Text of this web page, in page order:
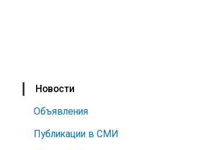
Новости
Объявления
Публикации в СМИ